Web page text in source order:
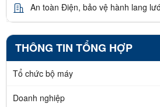
An toàn Điện, bảo vệ hành lang
THÔNG TIN TỔNG HỢP
Tổ chức bộ máy
Doanh nghiệp